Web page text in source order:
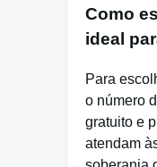
Como
ideal
Para
o número
gratuito e
atendam